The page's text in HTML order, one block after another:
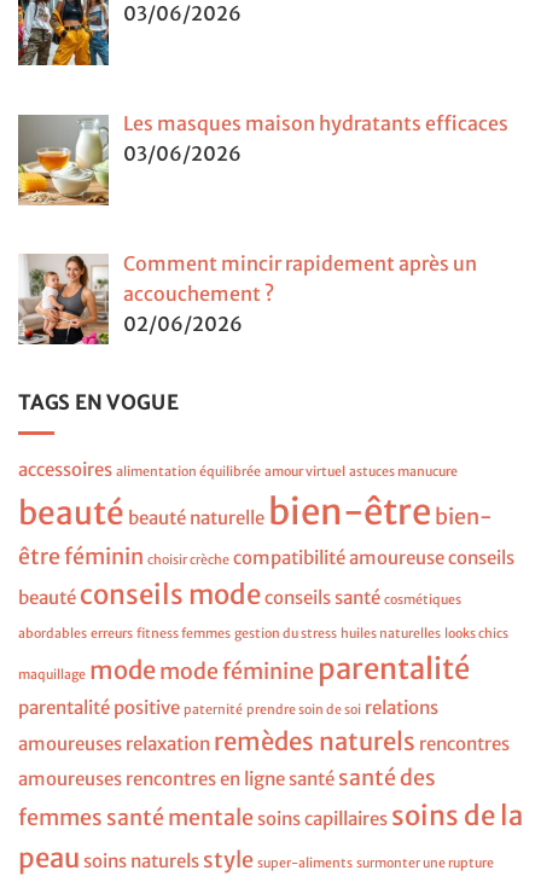
03/06/2026
Les masques maison hydratants efficaces
03/06/2026
Comment mincir rapidement après un
accouchement ?
02/06/2026
TAGS EN VOGUE
accessoires alimentation équilibrée amour virtuel astuces manucure
beauté beauté naturelle bien-être bien-
être féminin choisir crèche compatibilité amoureuseconseils
beauté conseils modeconseils santé cosmétiques
abordables erreurs fitness femmes gestion du stress huiles naturelles looks chics
maquillage modemode féminine parentalité
parentalité positive paternité prendre soin de soi relations
amoureuses relaxation remèdes naturels rencontres
amoureuses rencontres en ligne santé santé des
femmes santé mentale soins capillaires soins de la
peau soins naturels style super-aliments surmonter une rupture